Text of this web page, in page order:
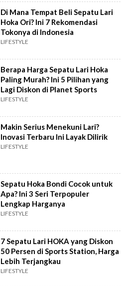
Di Mana Tempat Beli Sepatu Lari
Hoka Ori? Ini 7 Rekomendasi
Tokonya di Indonesia
LIFESTYLE
Berapa Harga Sepatu Lari Hoka
Paling Murah? Ini 5 Pilihan yang
Lagi Diskon di Planet Sports
LIFESTYLE
Makin Serius Menekuni Lari?
Inovasi Terbaru Ini Layak Dilirik
LIFESTYLE
Sepatu Hoka Bondi Cocok untuk
Apa? Ini 3 Seri Terpopuler
Lengkap Harganya
LIFESTYLE
7 Sepatu Lari HOKA yang Diskon
50 Persen di Sports Station, Harga
Lebih Terjangkau
LIFESTYLE